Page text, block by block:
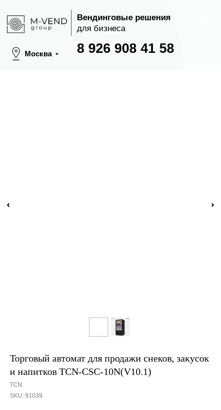
8 926 908 41 58
Вендинговые решения
для бизнеса
Торговый автомат для продажи снеков, закусок
и напитков TCN-CSC-10N(V10.1)
TCN
SKU: 91039